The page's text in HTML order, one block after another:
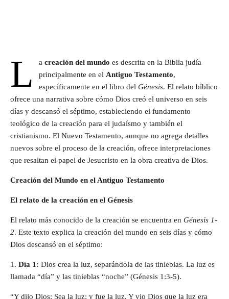
L a creación del mundo es descrita en la Biblia judía
principalmente en el Antiguo Testamento,
específicamente en el libro del Génesis. El relato bíblico
ofrece una narrativa sobre cómo Dios creó el universo en seis
días y descansó el séptimo, estableciendo el fundamento
teológico de la creación para el judaísmo y también el
cristianismo. El Nuevo Testamento, aunque no agrega detalles
nuevos sobre el proceso de la creación, ofrece interpretaciones
que resaltan el papel de Jesucristo en la obra creativa de Dios.
Creación del Mundo en el Antiguo Testamento
El relato de la creación en el Génesis
El relato más conocido de la creación se encuentra en Génesis 1-
2. Este texto explica la creación del mundo en seis días y cómo
Dios descansó en el séptimo:
1. Día 1: Dios crea la luz, separándola de las tinieblas. La luz es
llamada “día” y las tinieblas “noche” (Génesis 1:3-5).
“Y dijo Dios: Sea la luz; y fue la luz. Y vio Dios que la luz era